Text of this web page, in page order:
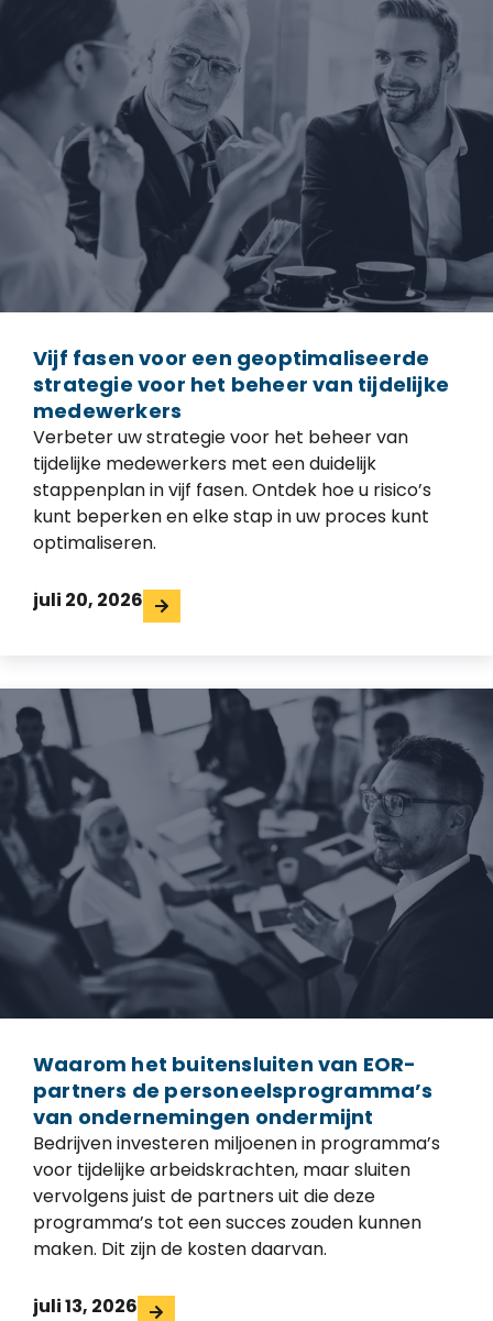
Vijf fasen voor een geoptimaliseerde
strategie voor het beheer van tijdelijke
medewerkers
Verbeter uw strategie voor het beheer van
tijdelijke medewerkers met een duidelijk
stappenplan in vijf fasen. Ontdek hoe u risico’s
kunt beperken en elke stap in uw proces kunt
optimaliseren.
juli 20, 2026
Waarom het buitensluiten van EOR-
partners de personeelsprogramma’s
van ondernemingen ondermijnt
Bedrijven investeren miljoenen in programma’s
voor tijdelijke arbeidskrachten, maar sluiten
vervolgens juist de partners uit die deze
programma’s tot een succes zouden kunnen
maken. Dit zijn de kosten daarvan.
juli 13, 2026